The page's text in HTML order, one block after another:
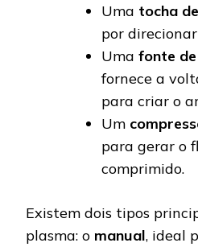
Uma tocha
por
Uma fonte
fornece a
para criar o
Um
para gerar o
comprimido.
Existem dois tipos
plasma: o manual, ideal